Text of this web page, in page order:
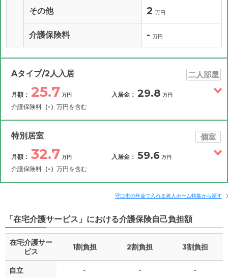
その他 2 万円
介護保険料 - 万円
Aタイプ/2人入居 二人部屋
月額： 25.7 万円
介護保険料 （-） 万円を含む
入居金： 29.8 万円
月額費用 25.7
管理費 11.5 万円
食費 ? 3.1
水道・光熱費 0 万円
特別居室 個室
月額： 32.7 万円
介護保険料 （-） 万円を含む
入居金： 59.6 万円
補足情報
月額費用 ? 32.7 万円
家賃 14
守口市の年金で入れる老人ホーム特集から探す
「在宅介護サービス」における介護保険自己負担額
在宅介護サー
ビス
1割負担 2割負担 3割負担
自立 - - -